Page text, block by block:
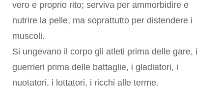
vero e proprio rito; serviva per ammorbidire e
nutrire la pelle, ma soprattutto per distendere i
muscoli.
Si ungevano il corpo gli atleti prima delle gare, i
guerrieri prima delle battaglie, i gladiatori, i
nuotatori, i lottatori, i ricchi alle terme.